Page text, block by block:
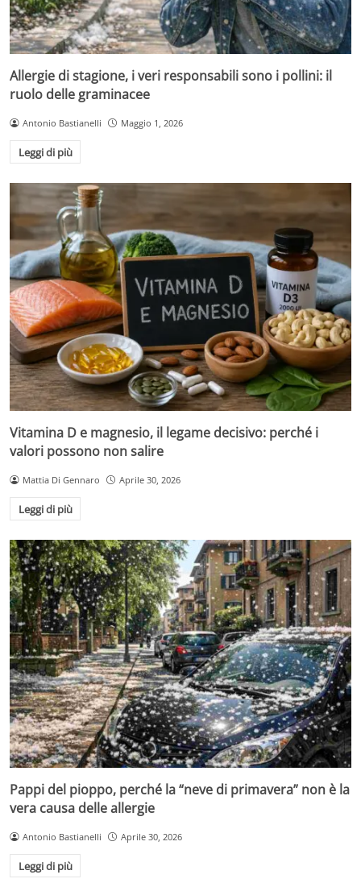
Allergie di stagione, i veri responsabili sono i pollini: il
ruolo delle graminacee
Antonio Bastianelli Maggio 1, 2026
Leggi di più
Vitamina D e magnesio, il legame decisivo: perché i
valori possono non salire
Mattia Di Gennaro Aprile 30, 2026
Leggi di più
Pappi del pioppo, perché la “neve di primavera” non è la
vera causa delle allergie
Antonio Bastianelli Aprile 30, 2026
Leggi di più